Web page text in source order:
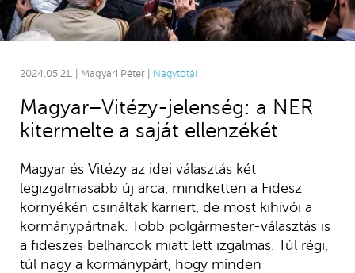
2024.05.21. | Magyari Péter | Nagytotál
Magyar–Vitézy-jelenség: a NER
kitermelte a saját ellenzékét
Magyar és Vitézy az idei választás két
legizgalmasabb új arca, mindketten a Fidesz
környékén csináltak karriert, de most kihívói a
kormánypártnak. Több polgármester-választás is
a fideszes belharcok miatt lett izgalmas. Túl régi,
túl nagy a kormánypárt, hogy minden